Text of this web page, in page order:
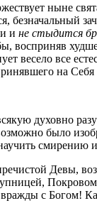
ныне
безначальный
и не стыдится
восприняв
весело все
на Себя
духовно
было
Девы,
с Богом!